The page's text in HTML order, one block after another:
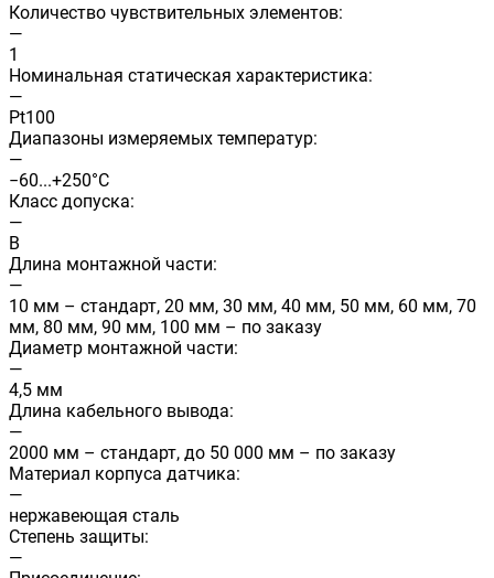
Количество чувствительных элементов:
—
1
Номинальная статическая характеристика:
—
Pt100
Диапазоны измеряемых температур:
—
−60...+250°С
Класс допуска:
—
B
Длина монтажной части:
—
10 мм – стандарт, 20 мм, 30 мм, 40 мм, 50 мм, 60 мм, 70
мм, 80 мм, 90 мм, 100 мм – по заказу
Диаметр монтажной части:
—
4,5 мм
Длина кабельного вывода:
—
2000 мм – стандарт, до 50 000 мм – по заказу
Материал корпуса датчика:
—
нержавеющая сталь
Степень защиты:
—